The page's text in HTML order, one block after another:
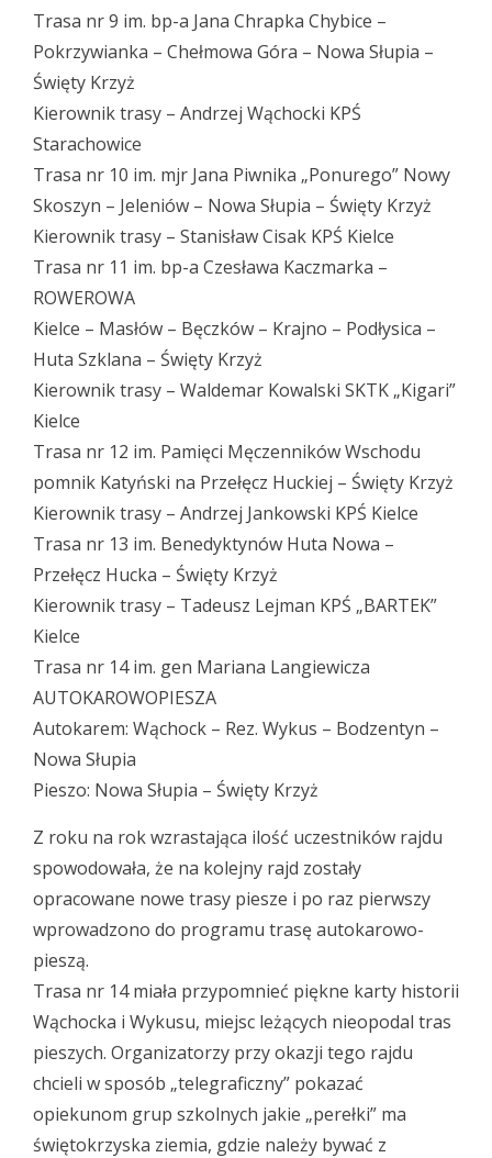
Trasa nr 9 im. bp-a Jana Chrapka Chybice –
Pokrzywianka – Chełmowa Góra – Nowa Słupia –
Święty Krzyż
Kierownik trasy – Andrzej Wąchocki KPŚ
Starachowice
Trasa nr 10 im. mjr Jana Piwnika „Ponurego” Nowy
Skoszyn – Jeleniów – Nowa Słupia – Święty Krzyż
Kierownik trasy – Stanisław Cisak KPŚ Kielce
Trasa nr 11 im. bp-a Czesława Kaczmarka –
ROWEROWA
Kielce – Masłów – Bęczków – Krajno – Podłysica –
Huta Szklana – Święty Krzyż
Kierownik trasy – Waldemar Kowalski SKTK „Kigari”
Kielce
Trasa nr 12 im. Pamięci Męczenników Wschodu
pomnik Katyński na Przełęcz Huckiej – Święty Krzyż
Kierownik trasy – Andrzej Jankowski KPŚ Kielce
Trasa nr 13 im. Benedyktynów Huta Nowa –
Przełęcz Hucka – Święty Krzyż
Kierownik trasy – Tadeusz Lejman KPŚ „BARTEK”
Kielce
Trasa nr 14 im. gen Mariana Langiewicza
AUTOKAROWOPIESZA
Autokarem: Wąchock – Rez. Wykus – Bodzentyn –
Nowa Słupia
Pieszo: Nowa Słupia – Święty Krzyż
Z roku na rok wzrastająca ilość uczestników rajdu
spowodowała, że na kolejny rajd zostały
opracowane nowe trasy piesze i po raz pierwszy
wprowadzono do programu trasę autokarowo-
pieszą.
Trasa nr 14 miała przypomnieć piękne karty historii
Wąchocka i Wykusu, miejsc leżących nieopodal tras
pieszych. Organizatorzy przy okazji tego rajdu
chcieli w sposób „telegraficzny” pokazać
opiekunom grup szkolnych jakie „perełki” ma
świętokrzyska ziemia, gdzie należy bywać z